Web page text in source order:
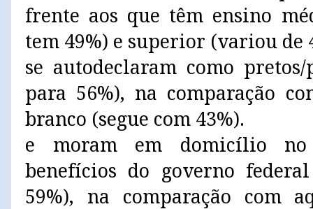
frente aos que têm ensino
tem 49%) e superior (variou de
se autodeclaram como
para 56%), na comparação
branco (segue com 43%).
e moram em domicílio no
benefícios do governo
59%), na comparação com